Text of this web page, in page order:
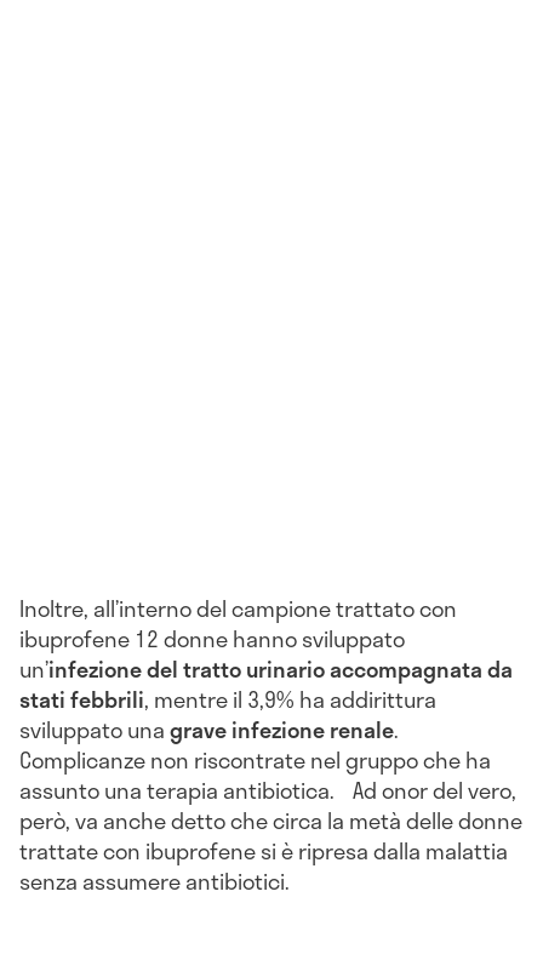
Inoltre, all’interno del campione trattato con
ibuprofene 12 donne hanno sviluppato
un’infezione del tratto urinario accompagnata da
stati febbrili, mentre il 3,9% ha addirittura
sviluppato unagrave infezione renale.
Complicanze non riscontrate nel gruppo che ha
assunto una terapia antibiotica. Ad onor del vero,
però, va anche detto che circa la metà delle donne
trattate con ibuprofene si è ripresa dalla malattia
senza assumere antibiotici.